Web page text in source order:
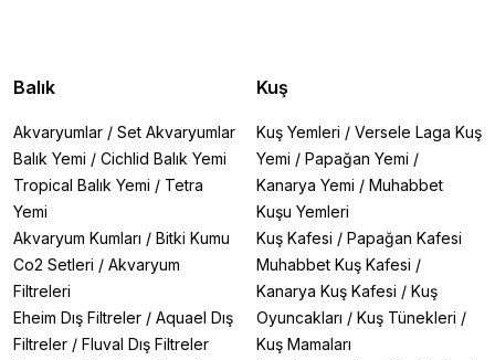
Balık
Akvaryumlar / Set Akvaryumlar
Balık Yemi / Cichlid Balık Yemi
Tropical Balık Yemi / Tetra
Yemi
Akvaryum Kumları / Bitki Kumu
Co2 Setleri / Akvaryum
Filtreleri
Eheim Dış Filtreler / Aquael Dış
Filtreler / Fluval Dış Filtreler
Kuş
Kuş Yemleri / Versele Laga Kuş
Yemi / Papağan Yemi /
Kanarya Yemi / Muhabbet
Kuşu Yemleri
Kuş Kafesi / Papağan Kafesi
Muhabbet Kuş Kafesi /
Kanarya Kuş Kafesi / Kuş
Oyuncakları / Kuş Tünekleri /
Kuş Mamaları